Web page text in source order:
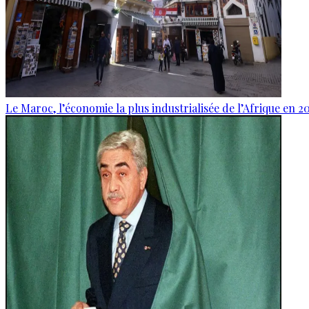
Le Maroc, l’économie la plus industrialisée de l’Afrique en